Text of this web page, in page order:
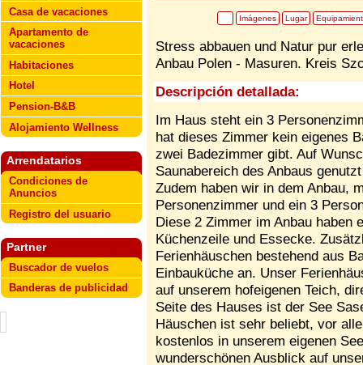
Casa de vacaciones
Apartamento de
vacaciones
Habitaciones
Hotel
Pension-B&B
Alojamiento Wellness
Arrendatarios
Condiciones de
Anuncios
Registro del usuario
Partner
Buscador de vuelos
Banderas de publicidad
Imágenes Lugar
Stress abbauen und Natur pur
Anbau Polen - Masuren. Kreis
Descripción detallada:
Im Haus steht ein 3
hat dieses Zimmer kein eigenes
zwei Badezimmer gibt. Auf
Saunabereich des Anbaus
Zudem haben wir in dem Anbau,
Personenzimmer und ein 3
Diese 2 Zimmer im Anbau haben
Küchenzeile und Essecke.
Ferienhäuschen bestehend aus
Einbauküche an. Unser
auf unserem hofeigenen Teich,
Seite des Hauses ist der See
Häuschen ist sehr beliebt, vor
kostenlos in unserem eigenen
wunderschönen Ausblick auf